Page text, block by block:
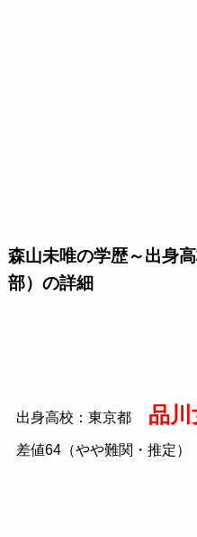
森山未唯の学歴～出身
部）の詳細
出身高校：東京都 品
差値64（やや難関・推定）